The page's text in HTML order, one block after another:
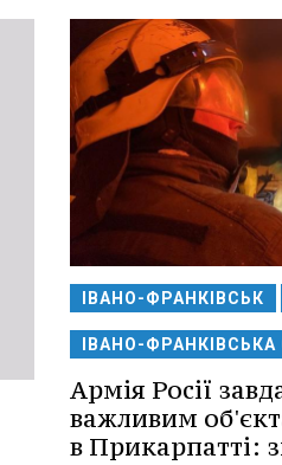
ІВАНО-ФРАНКІВСЬК
ІВАНО-
Армія Росії
важливим
в Прикарпатті: